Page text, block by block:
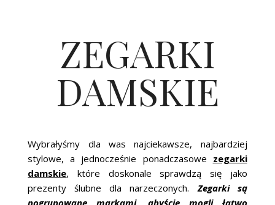
ZEGARKI
DAMSKIE
Wybrałyśmy dla was najciekawsze, najbardziej
stylowe, a jednocześnie ponadczasowe zegarki
damskie, które doskonale sprawdzą się jako
prezenty ślubne dla narzeczonych.Zegarki są
pogrupowane markami, abyście mogli łatwo